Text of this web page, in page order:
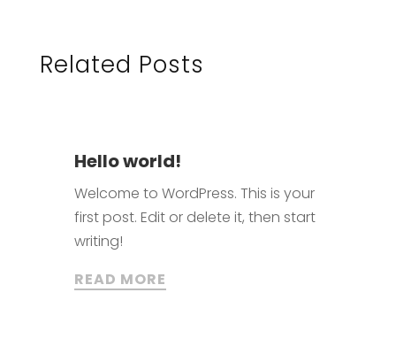
Related Posts
Hello world!
Welcome to WordPress. This is your
first post. Edit or delete it, then start
writing!
READ MORE